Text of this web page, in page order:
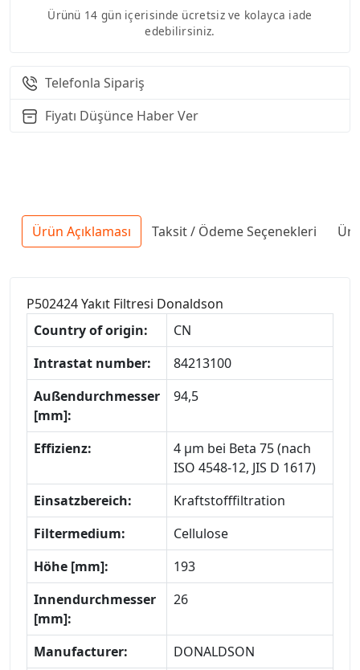
Ürünü 14 gün içerisinde ücretsiz ve kolayca iade
edebilirsiniz.
Telefonla Sipariş
Fiyatı Düşünce Haber Ver
Ürün Açıklaması Taksit / Ödeme Seçenekleri
P502424 Yakıt Filtresi Donaldson
Country of origin:
CN
Intrastat number:
84213100
Außendurchmesser
[mm]:
94,5
Effizienz:
4 µm bei Beta 75 (nach
ISO 4548-12, JIS D 1617)
Einsatzbereich:
Kraftstofffiltration
Filtermedium:
Cellulose
Höhe [mm]:
193
Innendurchmesser
[mm]:
26
Manufacturer:
DONALDSON